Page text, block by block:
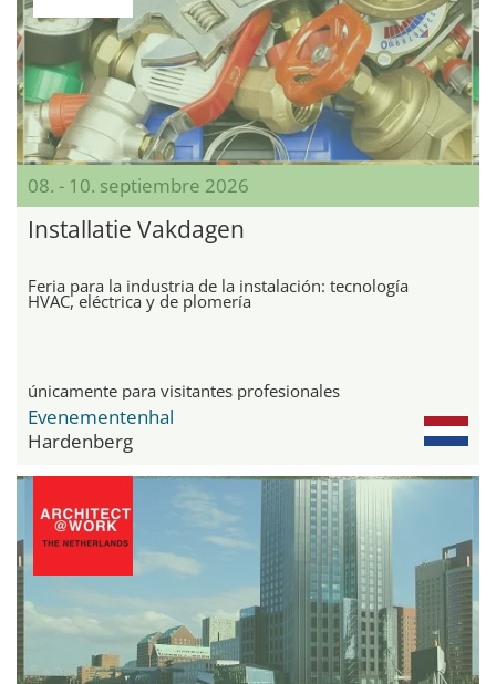
08. - 10. septiembre 2026
Installatie Vakdagen
Feria para la industria de la instalación: tecnología
HVAC, eléctrica y de plomería
únicamente para visitantes profesionales
Evenementenhal
Hardenberg